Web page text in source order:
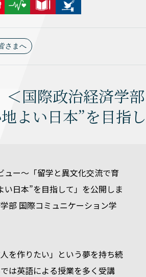
さまへ
＜国際政治経済学
よい日本”を目指
ュー～「留学と異文化交流で育
日本”を目指して」を公開しま
部 国際コミュニケーション学
を作りたい」という夢を持ち続
は英語による授業を多く受講